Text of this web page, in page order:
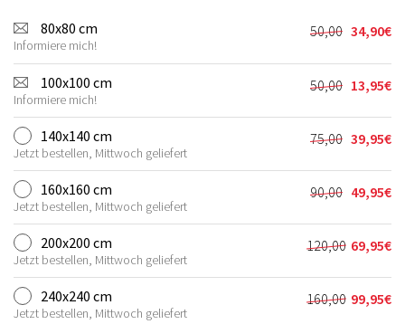
80x80 cm
Informiere mich!
50,00
Preis
war:
50,00€
34,90€
Aktueller
Preis
ist:
34,90€.
100x100 cm
Informiere mich!
50,00
Preis
war:
50,00€
13,95€
Aktueller
Preis
ist:
13,95€.
140x140 cm
Jetzt bestellen, Mittwoch geliefert
75,00
Preis
war:
75,00€
39,95€
Aktueller
Preis
ist:
39,95€.
160x160 cm
Jetzt bestellen, Mittwoch geliefert
90,00
Preis
war:
90,00€
49,95€
Aktueller
Preis
ist:
49,95€.
200x200 cm
Jetzt bestellen, Mittwoch geliefert
120,00
Preis
war:
120,00€
69,95€
Aktueller
Preis
ist:
69,95€.
240x240 cm
Jetzt bestellen, Mittwoch geliefert
160,00 99,95€
Aktueller